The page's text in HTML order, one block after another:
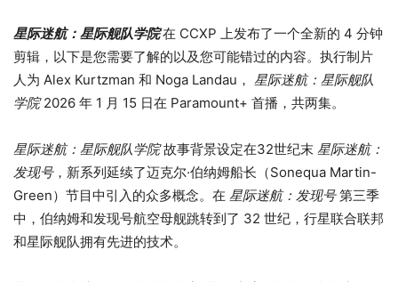
星际迷航：星际舰队学院在 CCXP 上发布了一个全新的 4 分钟
剪辑，以下是您需要了解的以及您可能错过的内容。执行制片
人为 Alex Kurtzman 和 Noga Landau， 星际迷航：星际舰队
学院2026 年 1 月 15 日在 Paramount+ 首播，共两集。
星际迷航：星际舰队学院故事背景设定在32世纪末 星际迷航：
发现号，新系列延续了迈克尔·伯纳姆船长（Sonequa Martin-
Green）节目中引入的众多概念。在 星际迷航：发现号第三季
中，伯纳姆和发现号航空母舰跳转到了 32 世纪，行星联合联邦
和星际舰队拥有先进的技术。